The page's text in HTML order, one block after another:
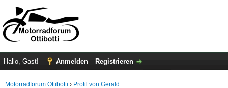
Hallo, Gast! Anmelden Registrieren
Motorradforum Ottibotti › Profil von Gerald